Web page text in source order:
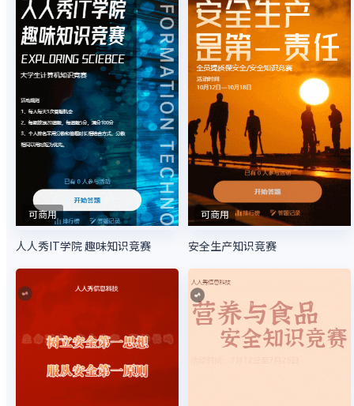
可商用
人人秀IT学院 趣味知识竞赛
可商用
安全生产知识竞赛